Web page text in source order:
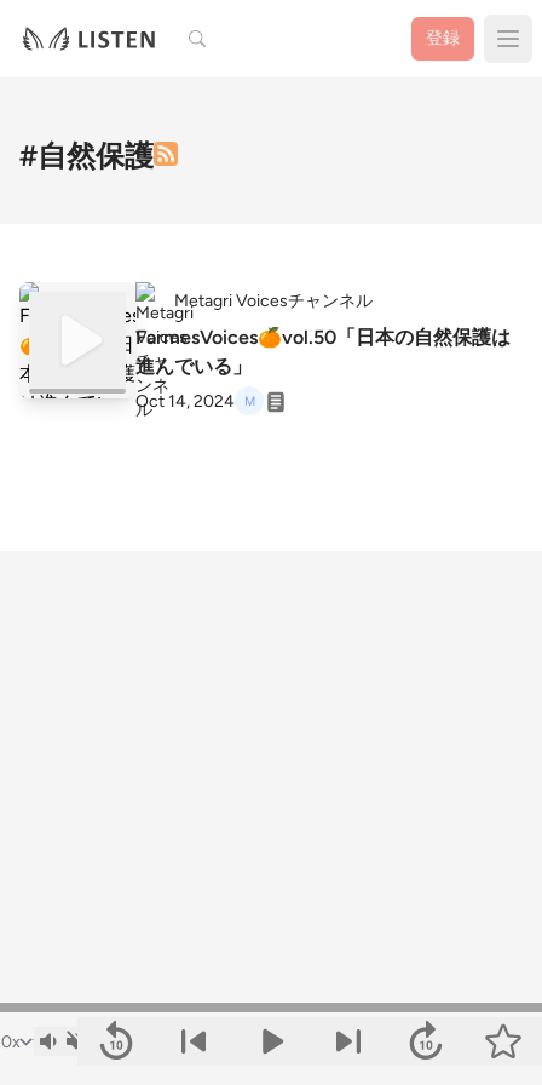
検索 登録
#自然保護
Metagri Voicesチャンネル
FarmesVoices🍊vol.50「日本の自然保護は
進んでいる」
Oct 14, 2024